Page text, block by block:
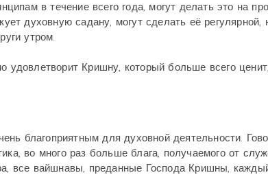
в течение всего года, могут делать это на
духовную садану, могут сделать её
утром.
удовлетворит Кришну, который больше всего
благоприятным для духовной деятельности.
во много раз больше блага, получаемого от
все вайшнавы, преданные Господа Кришны,